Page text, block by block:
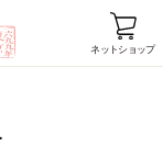
ネットショップ